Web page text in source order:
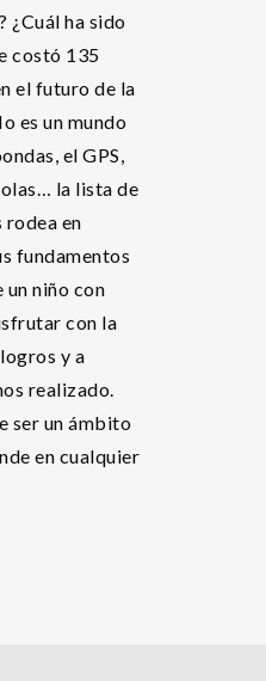
¿Cuál ha sido
costó 135
el futuro de la
es un mundo
el GPS,
la lista de
rodea en
fundamentos
un niño con
con la
y a
realizado.
ser un ámbito
en cualquier